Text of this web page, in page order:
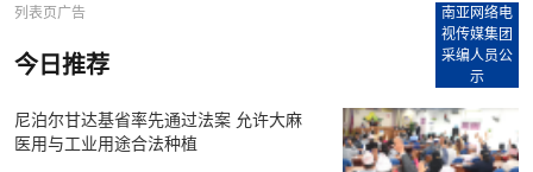
列表页广告
南亚网络电
视传媒集团
采编人员公
示
今日推荐
尼泊尔甘达基省率先通过法案 允许大麻
医用与工业用途合法种植